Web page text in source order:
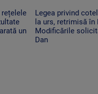
un
Legea privind
la urs, retrimisă în
Modificările
Dan